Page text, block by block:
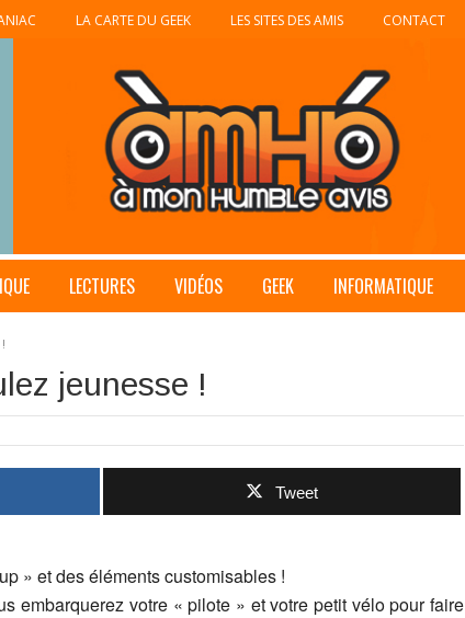
LA CARTE DU GEEK LES SITES DES AMIS CONTACT
LECTURES VIDÉOS GEEK INFORMATIQUE
jeunesse !
Tweet
» et des éléments customisables !
embarquerez votre « pilote » et votre petit vélo pour faire